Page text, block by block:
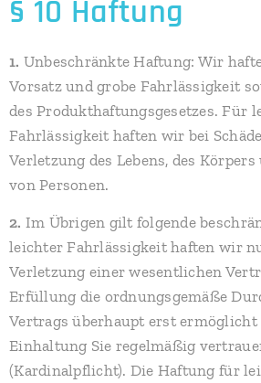
§ 10 Haftung
1. Unbeschränkte Haftung: Wir
Vorsatz und grobe Fahrlässigkeit
des Produkthaftungsgesetzes. Für
Fahrlässigkeit haften wir bei
Verletzung des Lebens, des
von Personen.
2. Im Übrigen gilt folgende
leichter Fahrlässigkeit haften wir
Verletzung einer wesentlichen
Erfüllung die ordnungsgemäße
Vertrags überhaupt erst ermöglicht
Einhaltung Sie regelmäßig
(Kardinalpflicht). Die Haftung für